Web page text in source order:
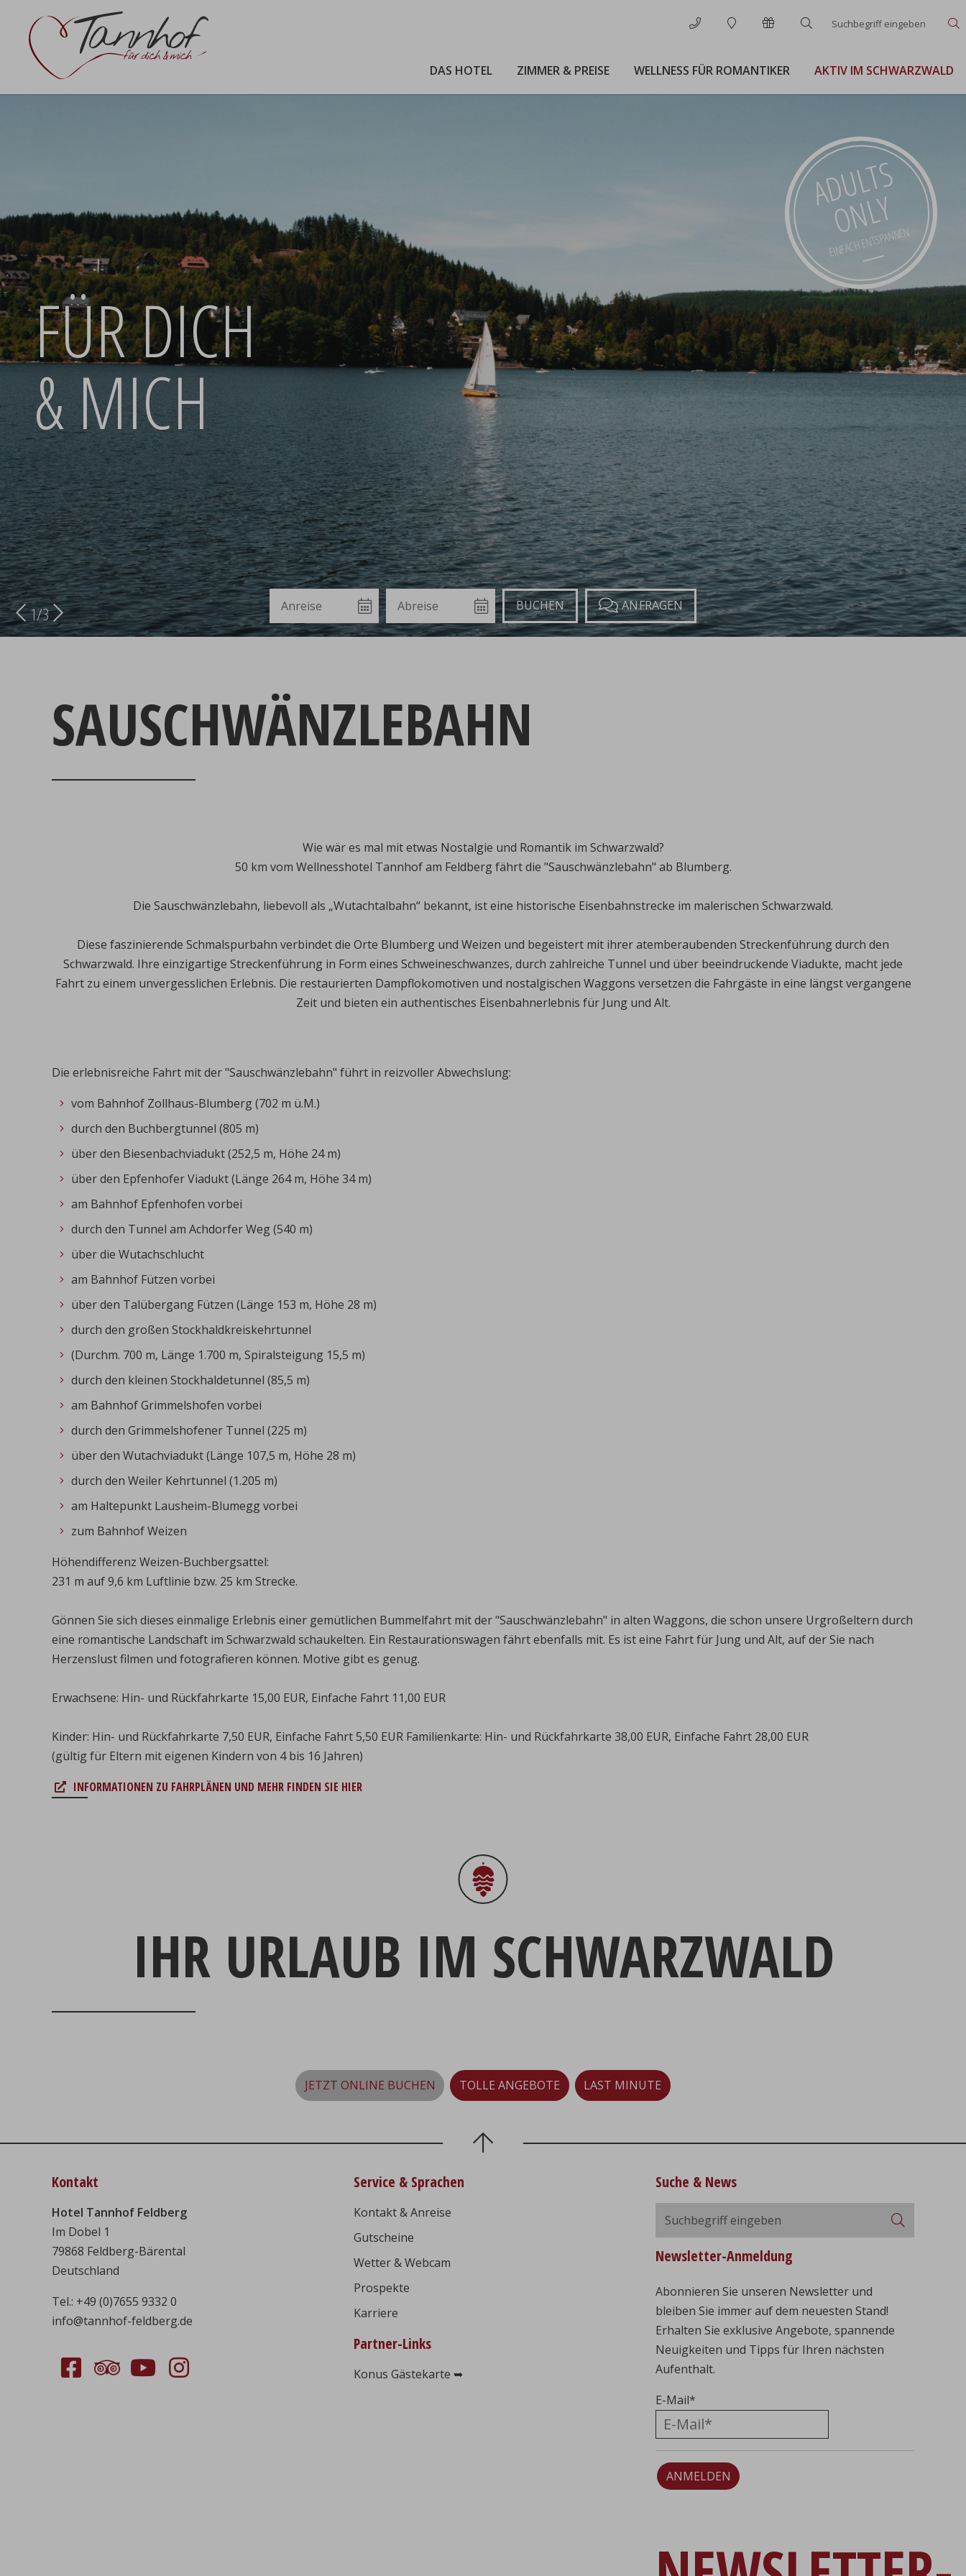
DAS HOTEL ZIMMER & PREISE WELLNESS FÜR ROMANTIKER AKTIV IM SCHWARZWALD
eingeben
1/3
FÜR DICH
& MICH
Anreise Abreise Buchen Anfragen
ADULTS
ONLY
EINFACH ENTSPANNEN
SAUSCHWÄNZLEBAHN
Wie wär es mal mit etwas Nostalgie und Romantik im Schwarzwald?
50 km vom Wellnesshotel Tannhof am Feldberg fährt die "Sauschwänzlebahn" ab Blumberg.
Die Sauschwänzlebahn, liebevoll als „Wutachtalbahn“ bekannt, ist eine historische Eisenbahnstrecke im malerischen Schwarzwald.
Diese faszinierende Schmalspurbahn verbindet die Orte Blumberg und Weizen und begeistert mit ihrer atemberaubenden Streckenführung durch den
Schwarzwald. Ihre einzigartige Streckenführung in Form eines Schweineschwanzes, durch zahlreiche Tunnel und über beeindruckende Viadukte, macht jede
Fahrt zu einem unvergesslichen Erlebnis. Die restaurierten Dampflokomotiven und nostalgischen Waggons versetzen die Fahrgäste in eine längst vergangene
Zeit und bieten ein authentisches Eisenbahnerlebnis für Jung und Alt.
Die erlebnisreiche Fahrt mit der "Sauschwänzlebahn" führt in reizvoller Abwechslung:
vom Bahnhof Zollhaus-Blumberg (702 m ü.M.)
durch den Buchbergtunnel (805 m)
über den Biesenbachviadukt (252,5 m, Höhe 24 m)
über den Epfenhofer Viadukt (Länge 264 m, Höhe 34 m)
am Bahnhof Epfenhofen vorbei
durch den Tunnel am Achdorfer Weg (540 m)
über die Wutachschlucht
am Bahnhof Fützen vorbei
über den Talübergang Fützen (Länge 153 m, Höhe 28 m)
durch den großen Stockhaldkreiskehrtunnel
(Durchm. 700 m, Länge 1.700 m, Spiralsteigung 15,5 m)
durch den kleinen Stockhaldetunnel (85,5 m)
am Bahnhof Grimmelshofen vorbei
durch den Grimmelshofener Tunnel (225 m)
über den Wutachviadukt (Länge 107,5 m, Höhe 28 m)
durch den Weiler Kehrtunnel (1.205 m)
am Haltepunkt Lausheim-Blumegg vorbei
zum Bahnhof Weizen
Höhendifferenz Weizen-Buchbergsattel:
231 m auf 9,6 km Luftlinie bzw. 25 km Strecke.
Gönnen Sie sich dieses einmalige Erlebnis einer gemütlichen Bummelfahrt mit der "Sauschwänzlebahn" in alten Waggons, die schon unsere Urgroßeltern durch
eine romantische Landschaft im Schwarzwald schaukelten. Ein Restaurationswagen fährt ebenfalls mit. Es ist eine Fahrt für Jung und Alt, auf der Sie nach
Herzenslust filmen und fotografieren können. Motive gibt es genug.
Erwachsene: Hin- und Rückfahrkarte 15,00 EUR, Einfache Fahrt 11,00 EUR
Kinder: Hin- und Rückfahrkarte 7,50 EUR, Einfache Fahrt 5,50 EUR Familienkarte: Hin- und Rückfahrkarte 38,00 EUR, Einfache Fahrt 28,00 EUR
(gültig für Eltern mit eigenen Kindern von 4 bis 16 Jahren)
INFORMATIONEN ZU FAHRPLÄNEN UND MEHR FINDEN SIE HIER
IHR URLAUB IM SCHWARZWALD
JETZT ONLINE BUCHEN TOLLE ANGEBOTE LAST MINUTE
Kontakt
Hotel Tannhof Feldberg
Im Dobel 1
79868 Feldberg-Bärental
Deutschland
Tel.: +49 (0)7655 9332 0
info@tannhof-feldberg.de
Service & Sprachen
Kontakt & Anreise
Gutscheine
Wetter & Webcam
Prospekte
Karriere
Partner-Links
Konus Gästekarte ➥
Suche & News
eingeben
Newsletter-Anmeldung
Abonnieren Sie unseren Newsletter und
bleiben Sie immer auf dem neuesten Stand!
Erhalten Sie exklusive Angebote, spannende
Neuigkeiten und Tipps für Ihren nächsten
Aufenthalt.
E-Mail*
ANMELDEN